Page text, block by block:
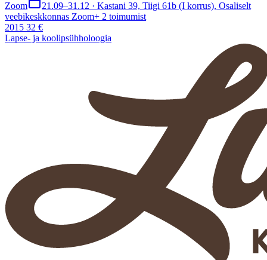
Zoom
21.09–31.12 · Kastani 39, Tiigi 61b (I korrus), Osaliselt
veebikeskkonnas Zoom+ 2 toimumist
2015 32 €
Lapse- ja koolipsühholoogia